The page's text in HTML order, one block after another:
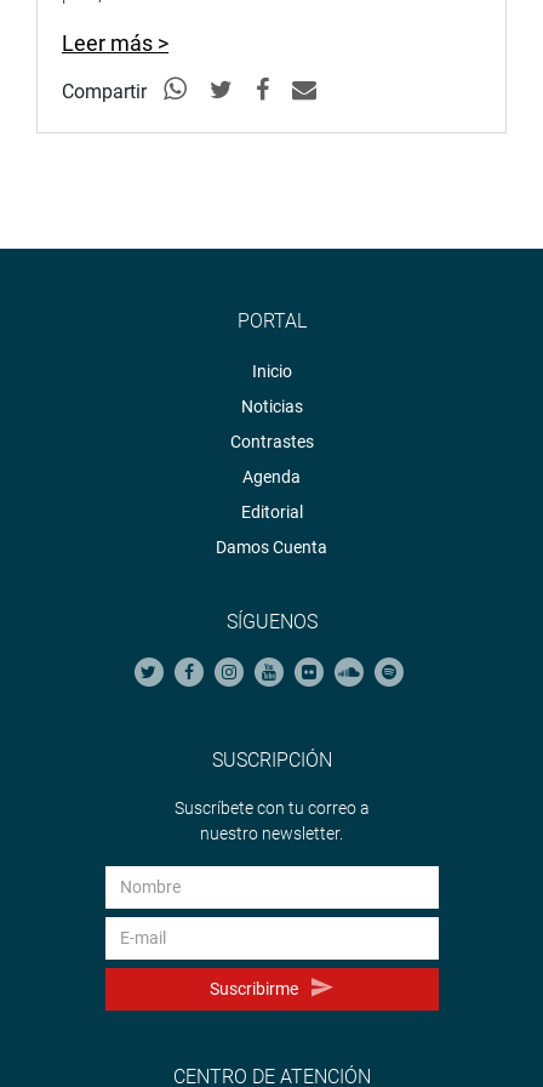
Leer más >
Compartir
PORTAL
Inicio
Noticias
Contrastes
Agenda
Editorial
Damos Cuenta
SÍGUENOS
SUSCRIPCIÓN
Suscríbete con tu correo a
nuestro newsletter.
Suscribirme
CENTRO DE ATENCIÓN